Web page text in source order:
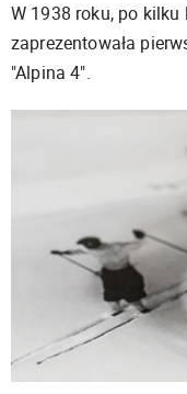
W 1938 roku, po
zaprezentowała
"Alpina 4".